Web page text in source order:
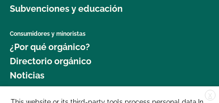
Subvenciones y educación
Consumidores y minoristas
¿Por qué orgánico?
Directorio orgánico
Noticias
Donar X